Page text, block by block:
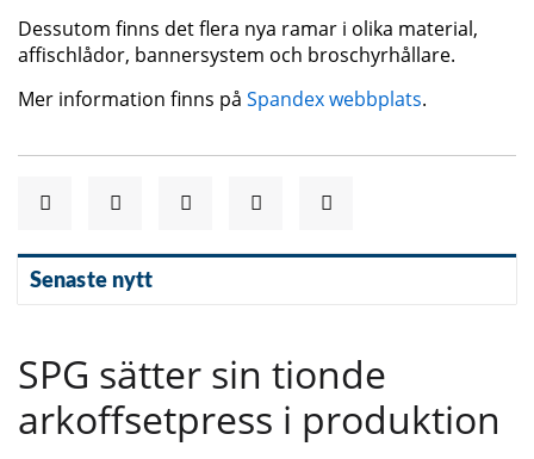
Dessutom finns det flera nya ramar i olika material,
affischlådor, bannersystem och broschyrhållare.
Mer information finns på Spandex webbplats.
Senaste nytt
SPG sätter sin tionde
arkoffsetpress i produktion